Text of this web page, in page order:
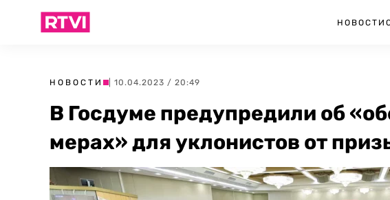
НОВОСТИ
НОВОСТИ | 10.04.2023 / 20:49
В Госдуме предупредили об
мерах» для уклонистов от